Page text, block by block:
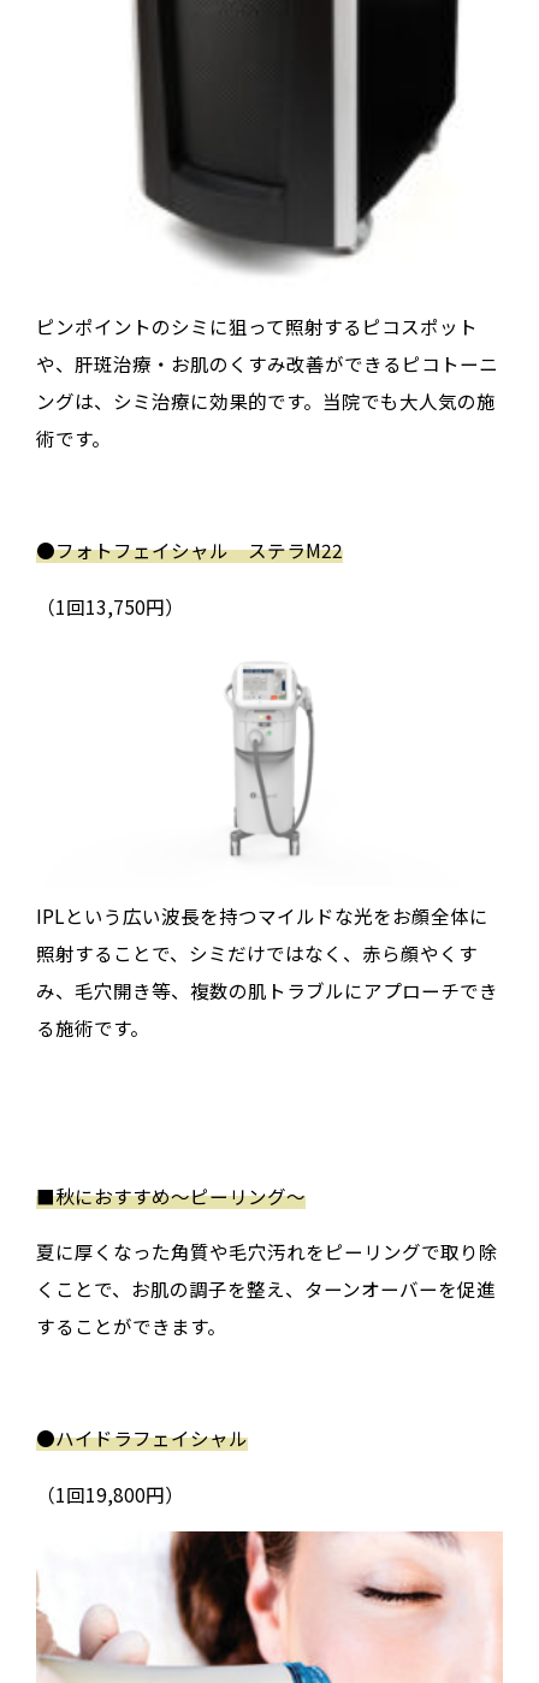
ピンポイントのシミに狙って照射するピコスポット
や、肝斑治療・お肌のくすみ改善ができるピコトーニ
ングは、シミ治療に効果的です。当院でも大人気の施
術です。
●フォトフェイシャル ステラM22
（1回13,750円）
IPLという広い波長を持つマイルドな光をお顔全体に
照射することで、シミだけではなく、赤ら顔やくす
み、毛穴開き等、複数の肌トラブルにアプローチでき
る施術です。
■秋におすすめ〜ピーリング〜
夏に厚くなった角質や毛穴汚れをピーリングで取り除
くことで、お肌の調子を整え、ターンオーバーを促進
することができます。
●ハイドラフェイシャル
（1回19,800円）